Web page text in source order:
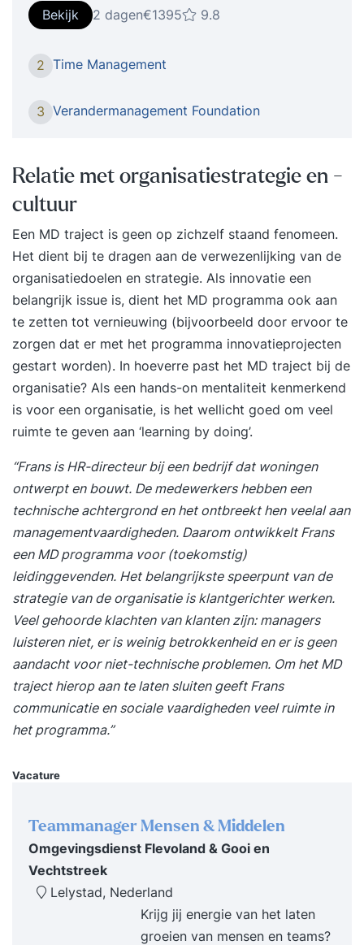
gelezen of zelfs een training gevolgd. Toch
vervallen velen na korte tijd weer in hun oude
en tools in plaats van op gedrag. In de training
doen, maar ontdek je hoe jíj omgaat met tijd,
gedragspatronen en leert hoe je vanuit
bewustzijn structureel effectiever wordt. Een
praktische training die direct resultaat oplevert in
je werk én in je energie. Iets voor jou De training
‘Timemanagement’ is bedoeld voor professionals
die meer rendement, voldoening en focus uit hun
werkdag willen halen. Wat deze tweedaagse
training uniek maakt In de training
‘Timemanagement’ worden gedragspsychologie,
effectiviteitstechnieken en leiderschapsprincipes
gecombineerd. Je leert niet alleen je tijd te
managen, maar vooral het managen van jezelf.
Voordelen van deze tweedaagse opzet: Inzicht in
Meer focus op wat echt belangrijk is. Praktische
tools voor directe toepassing in je werk.
Resultaat Na deze training weet je hoe je een
optimaal productiviteitsritme creëert. Je hebt
overzicht, focus en controle over je werk. Je
werkt met meer impact en minder stress. Ook
weet je bewust te communiceren tijdens kritieke
momenten en vergroot je invloed in uitdagende
situaties. Je boekt zichtbaar betere resultaten en
ervaart meer energie en voldoening in je werk.
Programma Dag 1 09:30 uur Start training Wat
effectief timemanagement werkelijk is en wat het
van jou vraagt. Inzicht in hoe jij je tijd momenteel
Energiegevers en energievreters: waar laad je van
aandacht, focus en prestaties. Herkennen en
doorbreken van belemmerende denk- en
gedragspatronen. Prioriteiten stellen op basis van
impact in plaats van urgentie. Regie nemen over
je agenda, taken en verwachtingen. Formuleren
van persoonlijke leerdoelen en actiepunten voor
Bekijk 2 dagen€1395 9.8
2 Time Management
3 Verandermanagement Foundation
Relatie met organisatiestrategie en -
cultuur
Een MD traject is geen op zichzelf staand fenomeen.
Het dient bij te dragen aan de verwezenlijking van de
organisatiedoelen en strategie. Als innovatie een
belangrijk issue is, dient het MD programma ook aan
te zetten tot vernieuwing (bijvoorbeeld door ervoor te
zorgen dat er met het programma innovatieprojecten
gestart worden). In hoeverre past het MD traject bij de
organisatie? Als een hands-on mentaliteit kenmerkend
is voor een organisatie, is het wellicht goed om veel
ruimte te geven aan ‘learning by doing’.
“Frans is HR-directeur bij een bedrijf dat woningen
ontwerpt en bouwt. De medewerkers hebben een
technische achtergrond en het ontbreekt hen veelal aan
managementvaardigheden. Daarom ontwikkelt Frans
een MD programma voor (toekomstig)
leidinggevenden. Het belangrijkste speerpunt van de
strategievan de organisatie is klantgerichter werken.
Veel gehoorde klachten van klanten zijn: managers
luisteren niet, er is weinig betrokkenheid en er is geen
aandacht voor niet-technische problemen. Om het MD
traject hierop aan te laten sluiten geeft Frans
communicatie en sociale vaardighedenveel ruimte in
het programma.”
Vacature
Teammanager Mensen & Middelen
Omgevingsdienst Flevoland & Gooi en
Vechtstreek
Lelystad, Nederland
Krijg jij energie van het laten
groeien van mensen en teams?